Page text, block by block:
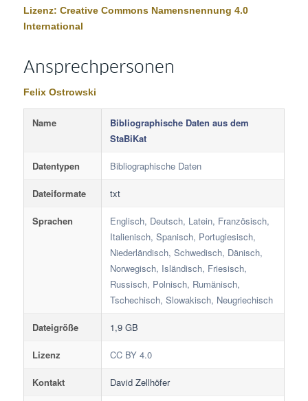
Lizenz: Creative Commons Namensnennung 4.0
International
Ansprechpersonen
Felix Ostrowski
Name
Bibliographische Daten aus dem
StaBiKat
Datentypen Bibliographische Daten
Dateiformate txt
Sprachen
Englisch, Deutsch, Latein, Französisch,
Italienisch, Spanisch, Portugiesisch,
Niederländisch, Schwedisch, Dänisch,
Norwegisch, Isländisch, Friesisch,
Russisch, Polnisch, Rumänisch,
Tschechisch, Slowakisch, Neugriechisch
Dateigröße 1,9 GB
Lizenz CC BY 4.0
Kontakt David Zellhöfer